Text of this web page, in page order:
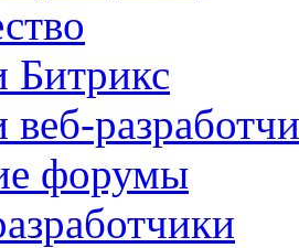
Битрикс
веб-
форумы